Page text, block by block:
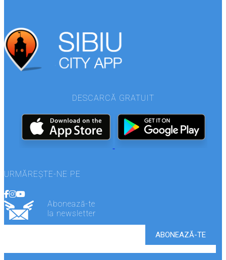
DESCARCĂ GRATUIT
URMĂREȘTE-NE PE
Abonează-te
la newsletter